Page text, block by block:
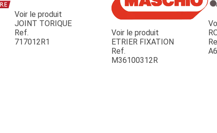
JOUET
ESPACES VERTS
Voir le produit
JOINT TORIQUE
Ref.
717012R1
Voir le produit
ETRIER FIXATION
Ref.
M36100312R